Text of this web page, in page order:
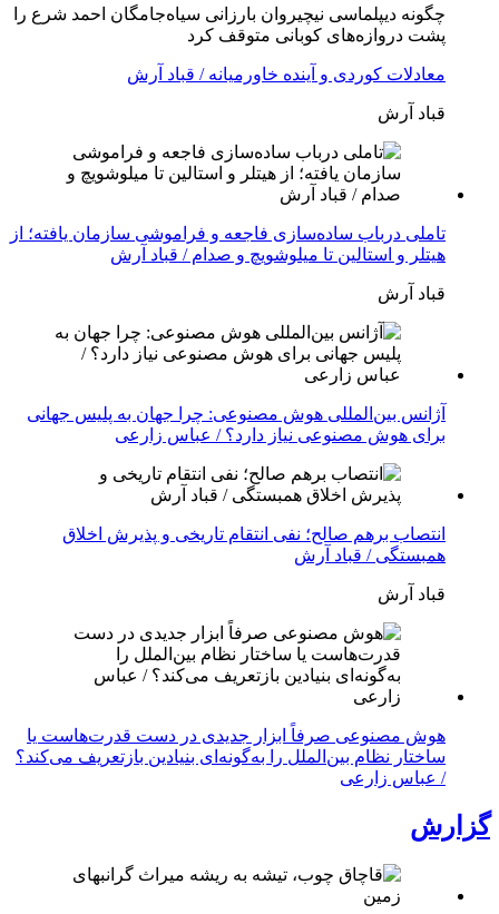
چگونه دیپلماسی نیچیروان بارزانی سیاەجامگان احمد شرع را
پشت دروازەهای کوبانی متوقف کرد
معادلات کوردی و آینده خاورمیانه / قباد آرش
قباد آرش
تاملی درباب سادەسازی فاجعە و فراموشی سازمان یافتە؛ از
هیتلر و استالین تا میلوشویچ و صدام / قباد آرش
قباد آرش
آژانس بین‌المللی هوش مصنوعی: چرا جهان به پلیس جهانی
برای هوش مصنوعی نیاز دارد؟ / عباس زارعی
انتصاب برهم صالح؛ نفی انتقام تاریخی و پذیرش اخلاق
همبستگی / قباد آرش
قباد آرش
هوش مصنوعی صرفاً ابزار جدیدی در دست قدرت‌هاست یا
ساختار نظام بین‌الملل را به‌گونه‌ای بنیادین بازتعریف می‌کند؟
/ عباس زارعی
گزارش